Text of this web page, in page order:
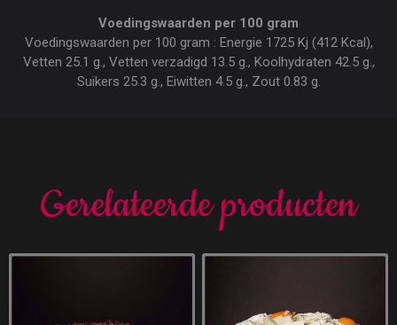
Voedingswaarden per 100 gram
Voedingswaarden per 100 gram : Energie 1725 Kj (412 Kcal),
Vetten 25.1 g., Vetten verzadigd 13.5 g., Koolhydraten 42.5 g.,
Suikers 25.3 g., Eiwitten 4.5 g., Zout 0.83 g.
Gerelateerde producten